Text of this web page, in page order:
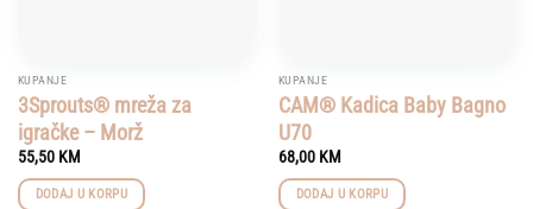
KUPANJE
3Sprouts® mreža za
igračke – Morž
55,50 KM
DODAJ U KORPU
KUPANJE
CAM® Kadica Baby Bagno
U70
68,00 KM
DODAJ U KORPU